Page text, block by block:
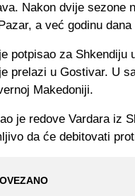
Nakon dvije sezone
a već godinu
potpisao za Shkendiju
prelazi u Gostivar. U
Makedoniji.
je redove Vardara iz
da će debitovati